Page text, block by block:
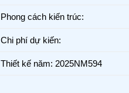
Phong cách kiến trúc:
Chi phí dự kiến:
Thiết kế năm: 2025NM594